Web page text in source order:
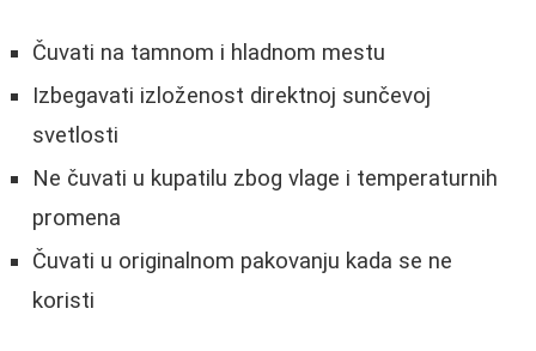
Čuvati na tamnom i hladnom mestu
Izbegavati izloženost direktnoj sunčevoj
svetlosti
Ne čuvati u kupatilu zbog vlage i temperaturnih
promena
Čuvati u originalnom pakovanju kada se ne
koristi